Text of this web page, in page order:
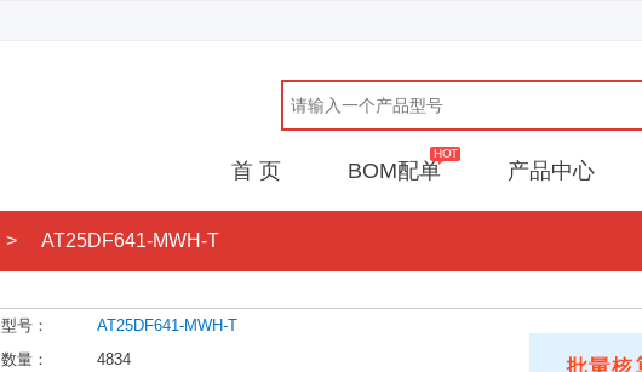
首 页 BOM配单 产品中心
> AT25DF641-MWH-T
型号：
AT25DF641-MWH-T
数量：
4834